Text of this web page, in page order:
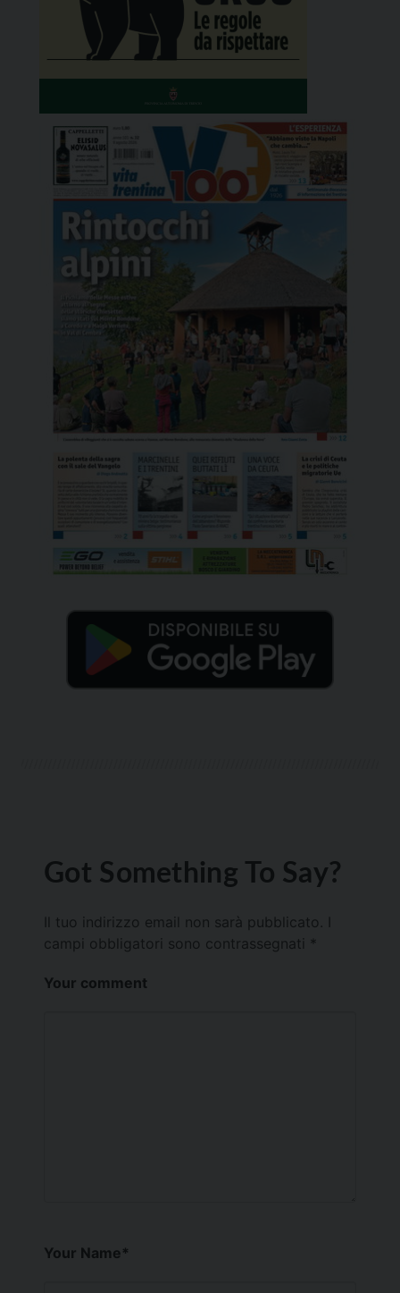
Got Something To Say?
Il tuo indirizzo email non sarà pubblicato.
campi obbligatori sono contrassegnati *
Your comment
Your Name*